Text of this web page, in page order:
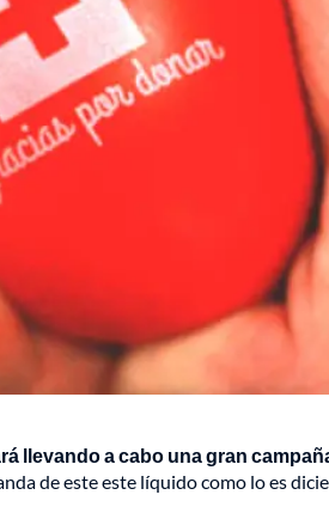
llevando a cabo una gran
de este este líquido como lo es